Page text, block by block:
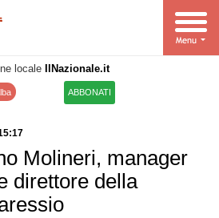
locale IlNazionale.it
ABBONATI
Molineri, manager
direttore della